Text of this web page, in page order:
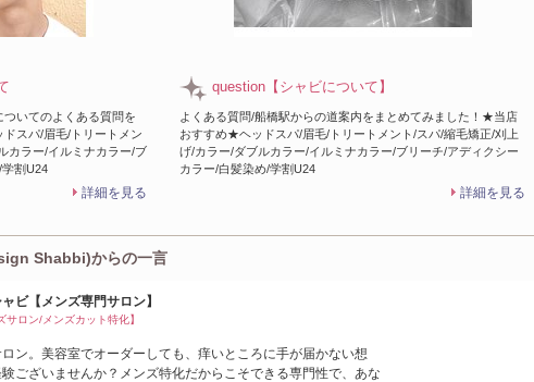
いてのよくある質問を
スパ/眉毛/トリートメン
カラー/イルミナカラー/ブ
割U24
詳細を見る
question【シャビについて】
よくある質問/船橋駅からの道案内をまとめてみました！★当店
おすすめ★ヘッドスパ/眉毛/トリートメント/スパ/縮毛矯正/刈上
げ/カラー/ダブルカラー/イルミナカラー/ブリーチ/アディクシー
カラー/白髪染め/学割U24
詳細を見る
Shabbi)からの一言
ビ【メンズ専門サロン】
サロン/メンズカット特化】
ン。美容室でオーダーしても、痒いところに手が届かない想
ございませんか？メンズ特化だからこそできる専門性で、あな